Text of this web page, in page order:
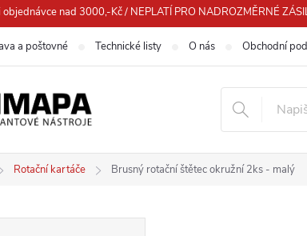
nad 3000,-Kč / NEPLATÍ PRO NADROZMĚRNÉ
a poštovné Technické listy O nás Obchodní
Rotační kartáče Brusný rotační štětec okružní 2ks - malý